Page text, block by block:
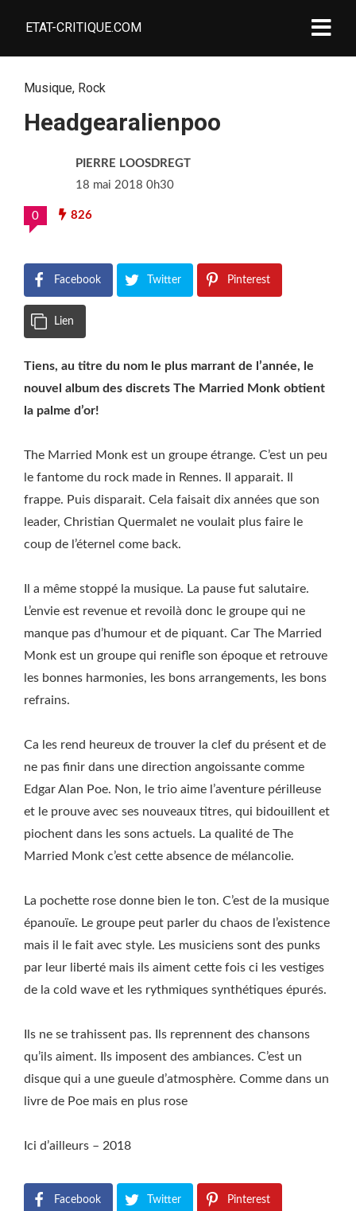
ETAT-CRITIQUE.COM
Musique, Rock
Headgearalienpoo
PIERRE LOOSDREGT
18 mai 2018 0h30
0 826
Facebook Twitter Pinterest
Lien
Tiens, au titre du nom le plus marrant de l’année, le
nouvel album des discrets The Married Monk obtient
la palme d’or!
The Married Monk est un groupe étrange. C’est un peu
le fantome du rock made in Rennes. Il apparait. Il
frappe. Puis disparait. Cela faisait dix années que son
leader, Christian Quermalet ne voulait plus faire le
coup de l’éternel come back.
Il a même stoppé la musique. La pause fut salutaire.
L’envie est revenue et revoilà donc le groupe qui ne
manque pas d’humour et de piquant. Car The Married
Monk est un groupe qui renifle son époque et retrouve
les bonnes harmonies, les bons arrangements, les bons
refrains.
Ca les rend heureux de trouver la clef du présent et de
ne pas finir dans une direction angoissante comme
Edgar Alan Poe. Non, le trio aime l’aventure périlleuse
et le prouve avec ses nouveaux titres, qui bidouillent et
piochent dans les sons actuels. La qualité de The
Married Monk c’est cette absence de mélancolie.
La pochette rose donne bien le ton. C’est de la musique
épanouïe. Le groupe peut parler du chaos de l’existence
mais il le fait avec style. Les musiciens sont des punks
par leur liberté mais ils aiment cette fois ci les vestiges
de la cold wave et les rythmiques synthétiques épurés.
Ils ne se trahissent pas. Ils reprennent des chansons
qu’ils aiment. Ils imposent des ambiances. C’est un
disque qui a une gueule d’atmosphère. Comme dans un
livre de Poe mais en plus rose
Ici d’ailleurs – 2018
Facebook Twitter Pinterest